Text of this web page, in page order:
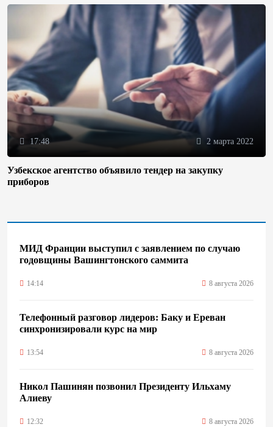
17:48 2 марта 2022
Узбекское агентство объявило тендер на закупку
приборов
МИД Франции выступил с заявлением по случаю
годовщины Вашингтонского саммита
14:14 8 августа 2026
Телефонный разговор лидеров: Баку и Ереван
синхронизировали курс на мир
13:54 8 августа 2026
Никол Пашинян позвонил Президенту Ильхаму
Алиеву
12:32 8 августа 2026